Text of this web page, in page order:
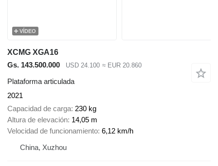
VÍDEO
XCMG XGA16
Gs. 143.500.000
USD 24.100 ≈ EUR 20.860
Plataforma articulada
2021
Capacidad de carga 230 kg
Altura de elevación 14,05 m
Velocidad de funcionamiento 6,12 km/h
China, Xuzhou